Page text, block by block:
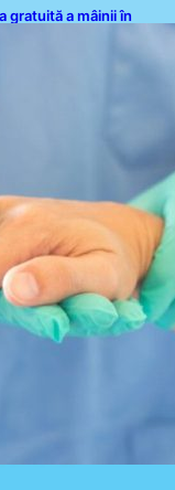
gratuită a mâinii în
avantaje și